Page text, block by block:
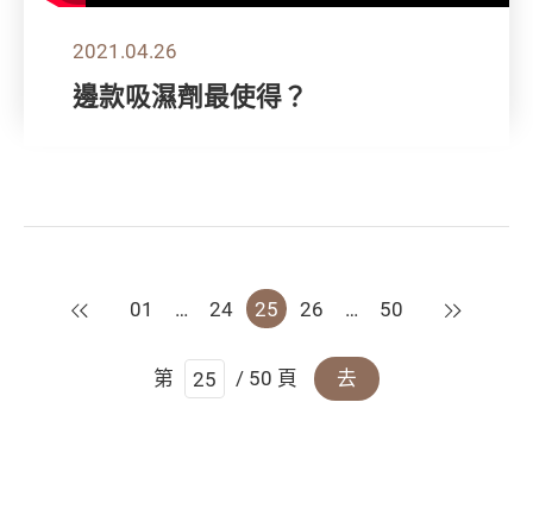
2021.04.26
邊款吸濕劑最使得？
上一頁
01 … 24 25 26 … 50 下一頁
第 / 50 頁 去